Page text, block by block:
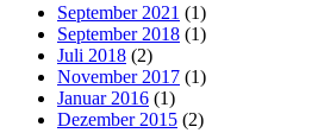
September 2021 (1)
September 2018 (1)
Juli 2018 (2)
November 2017 (1)
Januar 2016 (1)
Dezember 2015 (2)